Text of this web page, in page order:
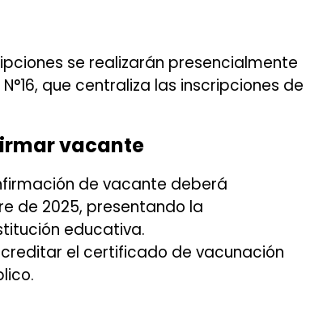
se realizarán presencialmente
N°16, que centraliza las inscripciones de
vacante
de vacante deberá
de 2025, presentando la
educativa.
el certificado de vacunación